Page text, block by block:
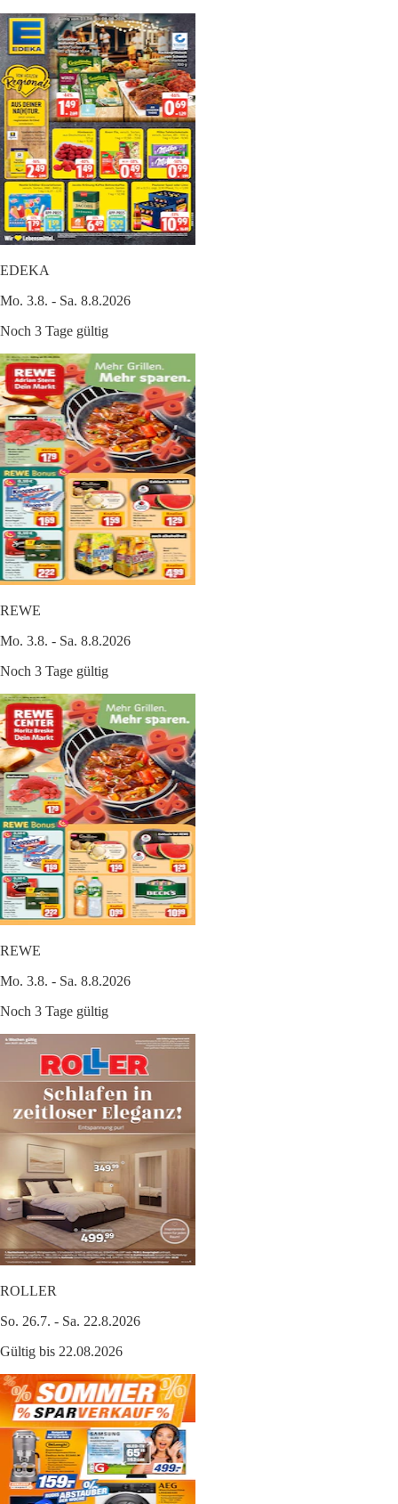
EDEKA
Mo. 3.8. - Sa. 8.8.2026
Noch 3 Tage gültig
REWE
Mo. 3.8. - Sa. 8.8.2026
Noch 3 Tage gültig
REWE
Mo. 3.8. - Sa. 8.8.2026
Noch 3 Tage gültig
ROLLER
So. 26.7. - Sa. 22.8.2026
Gültig bis 22.08.2026